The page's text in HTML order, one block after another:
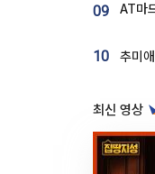
09
10
최신 영상